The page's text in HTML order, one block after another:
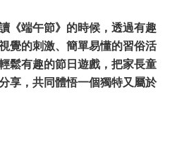
《端午節》的時候，透過有趣
覺的刺激、簡單易懂的習俗活
鬆有趣的節日遊戲，把家長童
享，共同體悟一個獨特又屬於